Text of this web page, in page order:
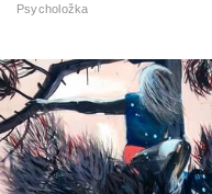
Psycholožka